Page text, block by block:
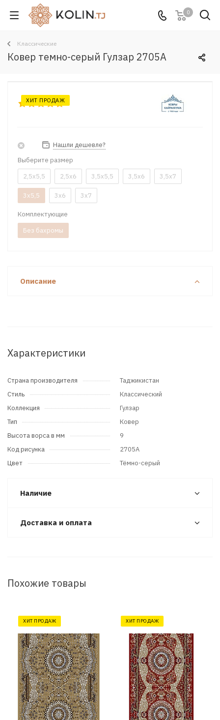
0
Классические
Ковер темно-серый Гулзар 2705A
ХИТ ПРОДАЖ
Нашли дешевле?
Выберите размер
2,5x5,5
2,5x6 3,5x5,5 3,5x6 3,5x7
3x5,5 3x6 3x7
Комплектующие
Без бахромы
Описание
Характеристики
Страна производителя
Таджикистан
Стиль
Классический
Коллекция
Гулзар
Тип
Ковер
Высота ворса в мм
9
Код рисунка
2705A
Цвет
Тёмно-серый
Наличие
Доставка и оплата
Похожие товары
ХИТ ПРОДАЖ ХИТ ПРОДАЖ